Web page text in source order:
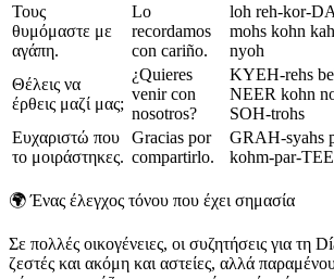
Τους
θυμόμαστε με
αγάπη.
Lo
recordamos
con cariño.
loh reh-kor-
mohs kohn
nyoh
Θέλεις να
έρθεις μαζί μας;
¿Quieres
venir con
nosotros?
KYEH-rehs
NEER kohn
SOH-trohs
Ευχαριστώ που
το μοιράστηκες.
Gracias por
compartirlo.
GRAH-syahs
kohm-par-
🌍 Ένας έλεγχος τόνου που έχει σημασία
Σε πολλές οικογένειες, οι συζητήσεις για τη
ζεστές και ακόμη και αστείες, αλλά